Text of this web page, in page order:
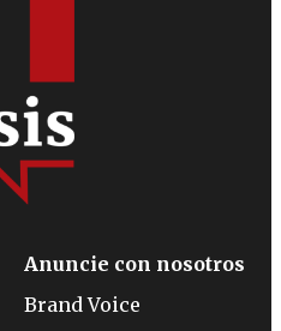
Anuncie con nosotros
Brand Voice